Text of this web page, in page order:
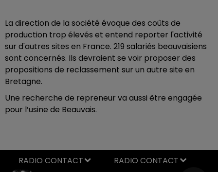
La direction de la société évoque des coûts de
production trop élevés et entend reporter l'activité
sur d'autres sites en France. 219 salariés beauvaisiens
sont concernés. Ils devraient se voir proposer des
propositions de reclassement sur un autre site en
Bretagne.
Une recherche de repreneur va aussi être engagée
pour l’usine de Beauvais.
RADIO CONTACT